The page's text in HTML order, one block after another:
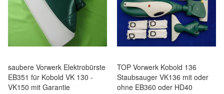
saubere Vorwerk Elektrobürste
EB351 für Kobold VK 130 -
VK150 mit Garantie
TOP Vorwerk Kobold 136
Staubsauger VK136 mit oder
ohne EB360 oder HD40